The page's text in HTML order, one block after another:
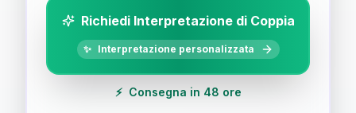
Richiedi Interpretazione di Coppia
✨ Interpretazione personalizzata
⚡ Consegna in 48 ore